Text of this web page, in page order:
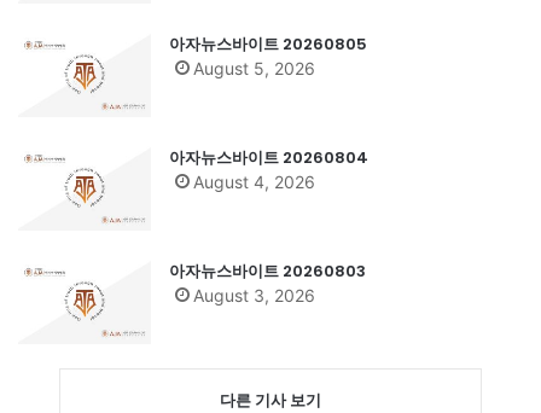
아자뉴스바이트 20260805
August 5, 2026
아자뉴스바이트 20260804
August 4, 2026
아자뉴스바이트 20260803
August 3, 2026
다른 기사 보기